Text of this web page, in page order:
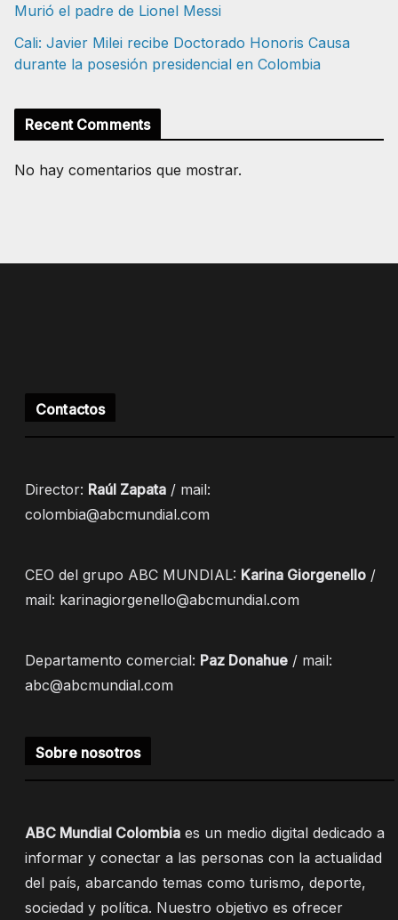
Murió el padre de Lionel Messi
Cali: Javier Milei recibe Doctorado Honoris Causa
durante la posesión presidencial en Colombia
Recent Comments
No hay comentarios que mostrar.
Contactos
Director: Raúl Zapata / mail:
colombia@abcmundial.com
CEO del grupo ABC MUNDIAL: Karina Giorgenello /
mail: karinagiorgenello@abcmundial.com
Departamento comercial: Paz Donahue / mail:
abc@abcmundial.com
Sobre nosotros
ABC Mundial Colombia es un medio digital dedicado a
informar y conectar a las personas con la actualidad
del país, abarcando temas como turismo, deporte,
sociedad y política. Nuestro objetivo es ofrecer